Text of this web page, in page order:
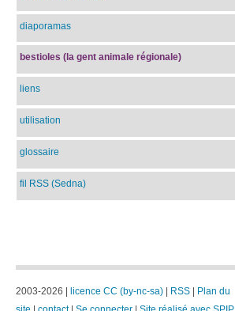
diaporamas
bestioles (la gent animale régionale)
liens
utilisation
glossaire
fil RSS (Sedna)
2003-2026 | licence CC (by-nc-sa) | RSS | Plan du